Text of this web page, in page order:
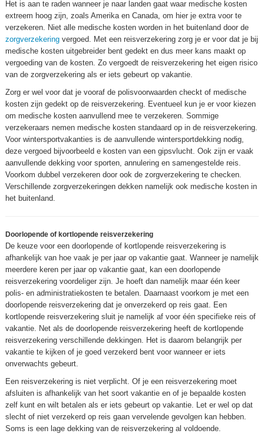
Het is aan te raden wanneer je naar landen gaat waar medische kosten
extreem hoog zijn, zoals Amerika en Canada, om hier je extra voor te
verzekeren. Niet alle medische kosten worden in het buitenland door de
zorgverzekering vergoed. Met een reisverzekering zorg je er voor dat je bij
medische kosten uitgebreider bent gedekt en dus meer kans maakt op
vergoeding van de kosten. Zo vergoedt de reisverzekering het eigen risico
van de zorgverzekering als er iets gebeurt op vakantie.
Zorg er wel voor dat je vooraf de polisvoorwaarden checkt of medische
kosten zijn gedekt op de reisverzekering. Eventueel kun je er voor kiezen
om medische kosten aanvullend mee te verzekeren. Sommige
verzekeraars nemen medische kosten standaard op in de reisverzekering.
Voor wintersportvakanties is de aanvullende wintersportdekking nodig,
deze vergoed bijvoorbeeld e kosten van een gipsvlucht. Ook zijn er vaak
aanvullende dekking voor sporten, annulering en samengestelde reis.
Voorkom dubbel verzekeren door ook de zorgverzekering te checken.
Verschillende zorgverzekeringen dekken namelijk ook medische kosten in
het buitenland.
Doorlopende of kortlopende reisverzekering
De keuze voor een doorlopende of kortlopende reisverzekering is
afhankelijk van hoe vaak je per jaar op vakantie gaat. Wanneer je namelijk
meerdere keren per jaar op vakantie gaat, kan een doorlopende
reisverzekering voordeliger zijn. Je hoeft dan namelijk maar één keer
polis- en administratiekosten te betalen. Daarnaast voorkom je met een
doorlopende reisverzekering dat je onverzekerd op reis gaat. Een
kortlopende reisverzekering sluit je namelijk af voor één specifieke reis of
vakantie. Net als de doorlopende reisverzekering heeft de kortlopende
reisverzekering verschillende dekkingen. Het is daarom belangrijk per
vakantie te kijken of je goed verzekerd bent voor wanneer er iets
onverwachts gebeurt.
Een reisverzekering is niet verplicht. Of je een reisverzekering moet
afsluiten is afhankelijk van het soort vakantie en of je bepaalde kosten
zelf kunt en wilt betalen als er iets gebeurt op vakantie. Let er wel op dat
slecht of niet verzekerd op reis gaan vervelende gevolgen kan hebben.
Soms is een lage dekking van de reisverzekering al voldoende.